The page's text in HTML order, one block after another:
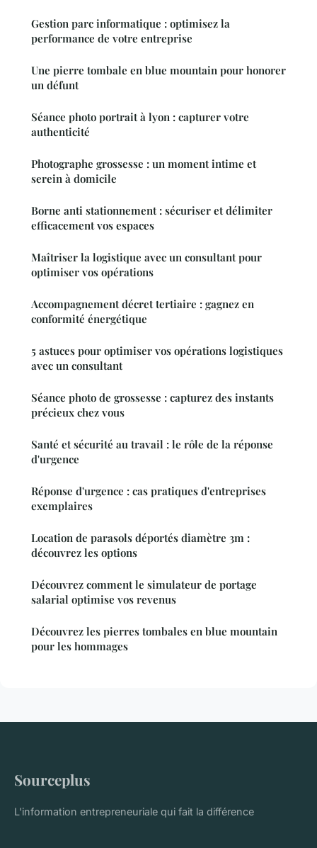
Gestion parc informatique : optimisez la
performance de votre entreprise
Une pierre tombale en blue mountain pour honorer
un défunt
Séance photo portrait à lyon : capturer votre
authenticité
Photographe grossesse : un moment intime et
serein à domicile
Borne anti stationnement : sécuriser et délimiter
efficacement vos espaces
Maîtriser la logistique avec un consultant pour
optimiser vos opérations
Accompagnement décret tertiaire : gagnez en
conformité énergétique
5 astuces pour optimiser vos opérations logistiques
avec un consultant
Séance photo de grossesse : capturez des instants
précieux chez vous
Santé et sécurité au travail : le rôle de la réponse
d'urgence
Réponse d'urgence : cas pratiques d'entreprises
exemplaires
Location de parasols déportés diamètre 3m :
découvrez les options
Découvrez comment le simulateur de portage
salarial optimise vos revenus
Découvrez les pierres tombales en blue mountain
pour les hommages
Sourceplus
L'information entrepreneuriale qui fait la différence